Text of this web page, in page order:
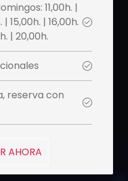
11,00h. |
| 15,00h. | 16,00h.
| 20,00h.
reserva con
AHORA